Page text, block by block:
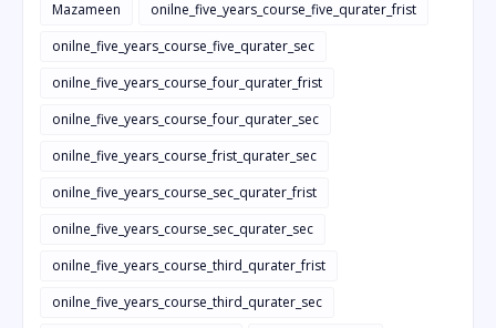
Mazameen
onilne_five_years_course_five_qurater_frist
onilne_five_years_course_five_qurater_sec
onilne_five_years_course_four_qurater_frist
onilne_five_years_course_four_qurater_sec
onilne_five_years_course_frist_qurater_sec
onilne_five_years_course_sec_qurater_frist
onilne_five_years_course_sec_qurater_sec
onilne_five_years_course_third_qurater_frist
onilne_five_years_course_third_qurater_sec